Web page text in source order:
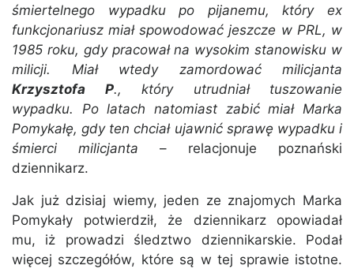
śmiertelnego wypadku po pijanemu, który ex
funkcjonariusz miał spowodować jeszcze w PRL, w
1985 roku, gdy pracował na wysokim stanowisku w
milicji. Miał wtedy zamordować milicjanta
Krzysztofa P., który utrudniał tuszowanie
wypadku. Po latach natomiast zabić miał Marka
Pomykałę, gdy ten chciał ujawnić sprawę wypadku i
śmierci milicjanta – relacjonuje poznański
dziennikarz.
Jak już dzisiaj wiemy, jeden ze znajomych Marka
Pomykały potwierdził, że dziennikarz opowiadał
mu, iż prowadzi śledztwo dziennikarskie. Podał
więcej szczegółów, które są w tej sprawie istotne.